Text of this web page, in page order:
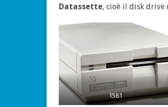
Datassette, cioè il disk drive
1581